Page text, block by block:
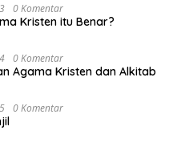
0 Komentar
Kristen itu Benar?
0 Komentar
Agama Kristen dan Alkitab
0 Komentar